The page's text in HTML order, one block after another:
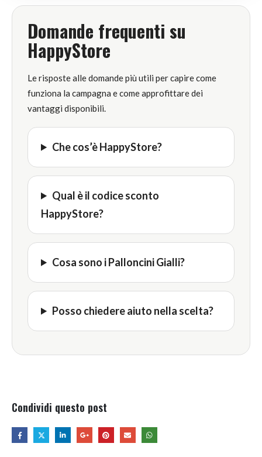
Domande frequenti su
HappyStore
Le risposte alle domande più utili per capire come
funziona la campagna e come approfittare dei
vantaggi disponibili.
Che cos’è HappyStore?
Qual è il codice sconto
HappyStore?
Cosa sono i Palloncini Gialli?
Posso chiedere aiuto nella scelta?
Condividi questo post